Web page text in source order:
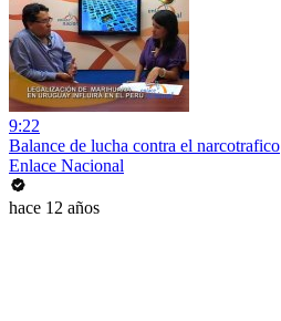
9:22
Balance de lucha contra el narcotrafico
Enlace Nacional
hace 12 años